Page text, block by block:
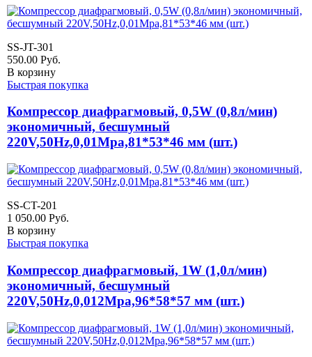
SS-JT-301
550.00 Руб.
В корзину
Быстрая покупка
Компрессор диафрагмовый, 0,5W (0,8л/мин)
экономичный, бесшумный
220V,50Hz,0,01Mpa,81*53*46 мм (шт.)
SS-CT-201
1 050.00 Руб.
В корзину
Быстрая покупка
Компрессор диафрагмовый, 1W (1,0л/мин)
экономичный, бесшумный
220V,50Hz,0,012Mpa,96*58*57 мм (шт.)